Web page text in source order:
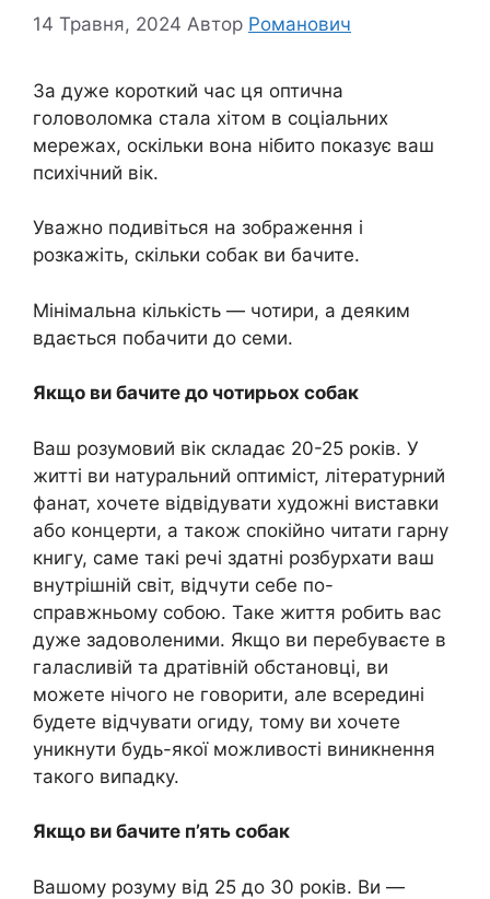
14 Травня, 2024 Автор Романович
За дуже короткий час ця оптична
головоломка стала хітом в соціальних
мережах, оскільки вона нібито показує ваш
психічний вік.
Уважно подивіться на зображення і
розкажіть, скільки собак ви бачите.
Мінімальна кількість — чотири, а деяким
вдається побачити до семи.
Якщо ви бачите до чотирьох собак
Ваш розумовий вік складає 20-25 років. У
житті ви натуральний оптиміст, літературний
фанат, хочете відвідувати художні виставки
або концерти, а також спокійно читати гарну
книгу, саме такі речі здатні розбурхати ваш
внутрішній світ, відчути себе по-
справжньому собою. Таке життя робить вас
дуже задоволеними. Якщо ви перебуваєте в
галасливій та дратівній обстановці, ви
можете нічого не говорити, але всередині
будете відчувати огиду, тому ви хочете
уникнути будь-якої можливості виникнення
такого випадку.
Якщо ви бачите п’ять собак
Вашому розуму від 25 до 30 років. Ви —